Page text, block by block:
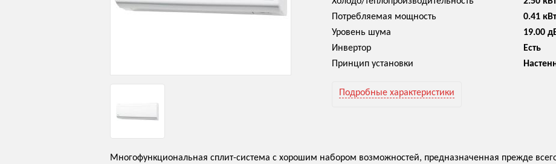
Потребляемая мощность
0.41
Уровень шума
19.00
Инвертор
Есть
Принцип установки
Подробные характеристики
Многофункциональная сплит-система с хорошим набором возможностей, предназначенная прежде